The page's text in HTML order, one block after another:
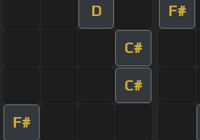
D F#
C#
C#
F#